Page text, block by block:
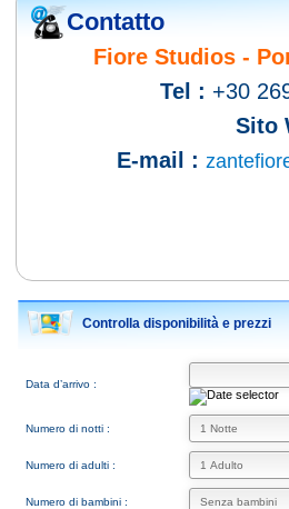
Contatto
Fiore Studios -
Tel : +30
Sito
E-mail :
Controlla disponibilità e prezzi
Data d’arrivo :
Numero di notti :
Numero di adulti :
Numero di bambini :